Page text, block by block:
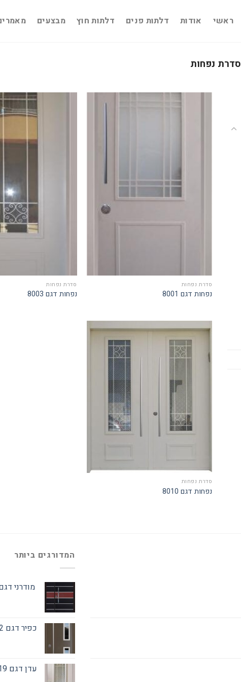
ראשי אודות דלתות פנים דלתות חוץ מבצעים
סדרת נפחות
סדרת נפחות
נפחות דגם 8001
סדרת נפחות
נפחות דגם 8003
סדרת נפחות
נפחות דגם 8010
המדורגים ביותר
מודרני דגם
כפיר דגם 9012
עדן דגם 2019